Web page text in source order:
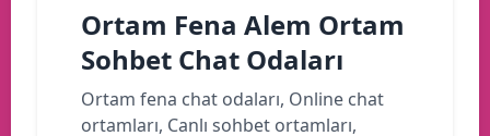
Ortam Fena Alem Ortam
Sohbet Chat Odaları
Ortam fena chat odaları, Online chat
ortamları, Canlı sohbet ortamları,